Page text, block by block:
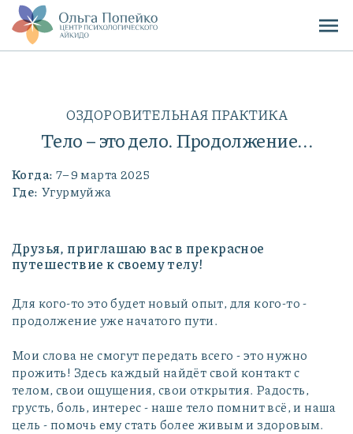
ОЗДОРОВИТЕЛЬНАЯ ПРАКТИКА
Тело – это дело. Продолжение...
Когда: 7–9 марта 2025
Где: Угурмуйжа
Друзья, приглашаю вас в прекрасное
путешествие к своему телу!
Для кого-то это будет новый опыт, для кого-то -
продолжение уже начатого пути.
Мои слова не смогут передать всего - это нужно
прожить! Здесь каждый найдёт свой контакт с
телом, свои ощущения, свои открытия. Радость,
грусть, боль, интерес - наше тело помнит всё, и наша
цель - помочь ему стать более живым и здоровым.